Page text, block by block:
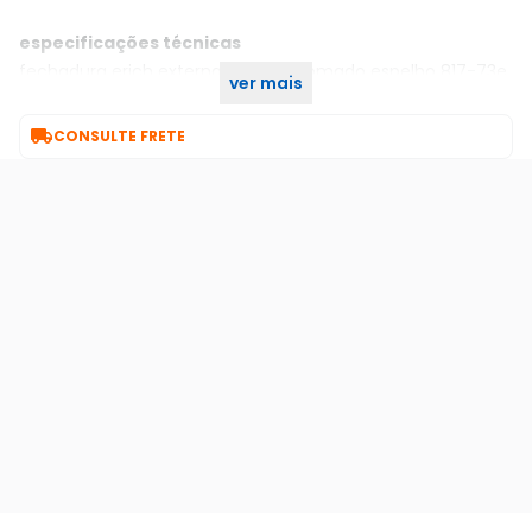
especificações técnicas
fechadura erich externa 45mm cromado espelho 817-73e
ver mais
CONSULTE FRETE